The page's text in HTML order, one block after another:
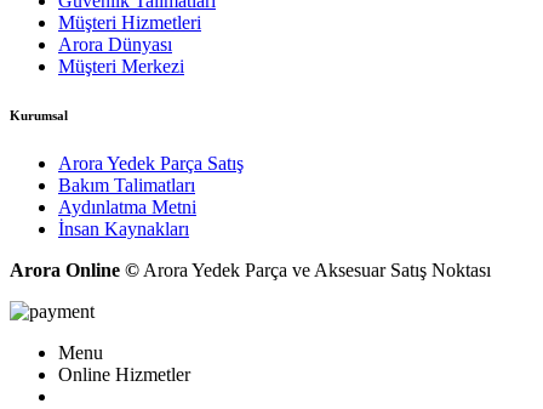
Müşteri Hizmetleri
Arora Dünyası
Müşteri Merkezi
Kurumsal
Arora Yedek Parça Satış
Bakım Talimatları
Aydınlatma Metni
İnsan Kaynakları
Arora Online © Arora Yedek Parça ve Aksesuar Satış Noktası
Menu
Online Hizmetler